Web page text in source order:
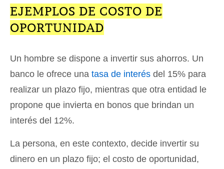
EJEMPLOS DE COSTO DE
OPORTUNIDAD
Un hombre se dispone a invertir sus ahorros. Un
banco le ofrece una tasa de interés del 15% para
realizar un plazo fijo, mientras que otra entidad le
propone que invierta en bonos que brindan un
interés del 12%.
La persona, en este contexto, decide invertir su
dinero en un plazo fijo; el costo de oportunidad,